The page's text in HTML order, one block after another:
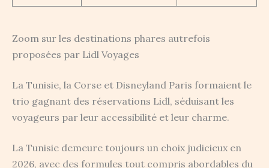
Zoom sur les destinations phares autrefois
proposées par Lidl Voyages
La Tunisie, la Corse et Disneyland Paris formaient le
trio gagnant des réservations Lidl, séduisant les
voyageurs par leur accessibilité et leur charme.
La Tunisie demeure toujours un choix judicieux en
2026, avec des formules tout compris abordables du